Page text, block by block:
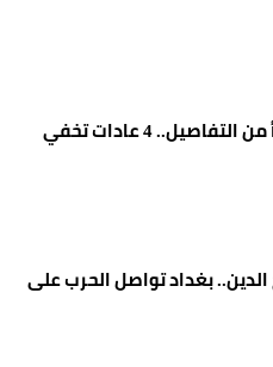
شيخوخة البشرة تبدأ من التفاصيل.. 4 عادات تخفي
بغداد تواصل الحرب على